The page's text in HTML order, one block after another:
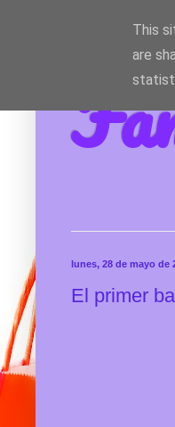
lunes, 28 de mayo de
El primer
This
are